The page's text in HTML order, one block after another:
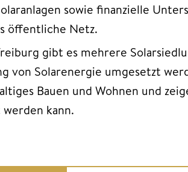
sowie finanzielle
öffentliche Netz.
gibt es mehrere
von Solarenergie umgesetzt
Bauen und Wohnen und
kann.